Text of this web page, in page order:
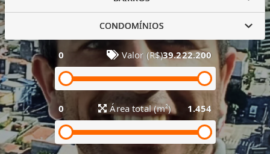
CONDOMÍNIOS
0 Valor (R$)39.222.200
0 Área total (m²) 1.454